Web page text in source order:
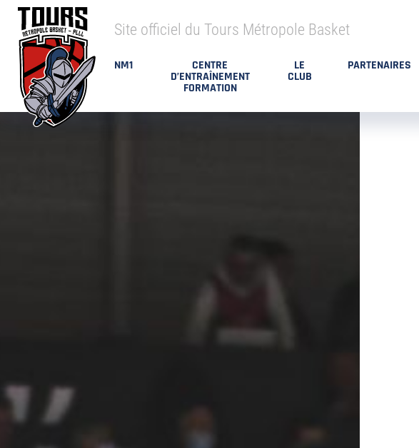
Site officiel du Tours Métropole Basket
NM1 CENTRE
D’ENTRAÎNEMENT
FORMATION
LE
CLUB
PARTENAIRES